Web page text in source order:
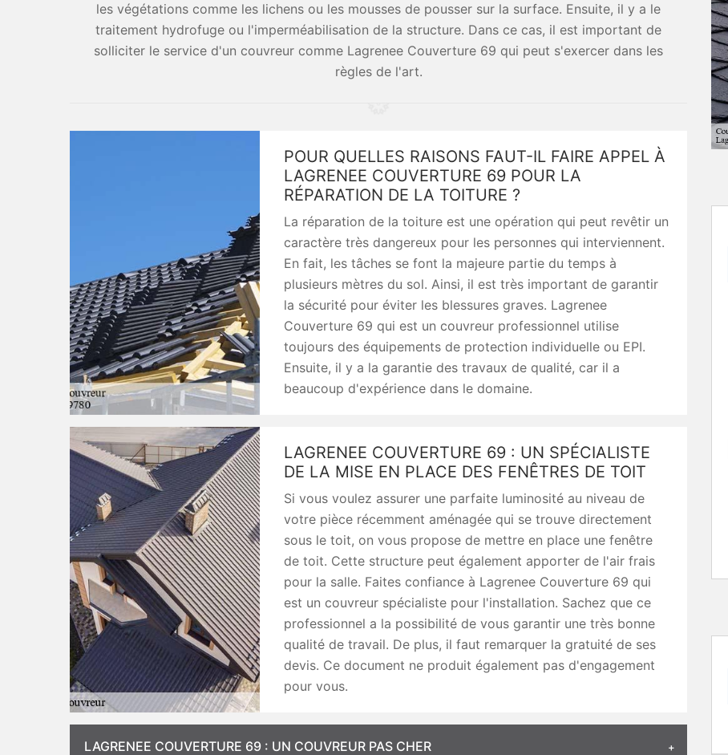
les végétations comme les lichens ou les mousses de pousser sur la surface. Ensuite, il y a le
traitement hydrofuge ou l'imperméabilisation de la structure. Dans ce cas, il est important de
solliciter le service d'un couvreur comme Lagrenee Couverture 69 qui peut s'exercer dans les
règles de l'art.
POUR QUELLES RAISONS FAUT-IL FAIRE APPEL À
LAGRENEE COUVERTURE 69 POUR LA
RÉPARATION DE LA TOITURE ?
La réparation de la toiture est une opération qui peut revêtir un
caractère très dangereux pour les personnes qui interviennent.
En fait, les tâches se font la majeure partie du temps à
plusieurs mètres du sol. Ainsi, il est très important de garantir
la sécurité pour éviter les blessures graves. Lagrenee
Couverture 69 qui est un couvreur professionnel utilise
toujours des équipements de protection individuelle ou EPI.
Ensuite, il y a la garantie des travaux de qualité, car il a
beaucoup d'expérience dans le domaine.
LAGRENEE COUVERTURE 69 : UN SPÉCIALISTE
DE LA MISE EN PLACE DES FENÊTRES DE TOIT
Si vous voulez assurer une parfaite luminosité au niveau de
votre pièce récemment aménagée qui se trouve directement
sous le toit, on vous propose de mettre en place une fenêtre
de toit. Cette structure peut également apporter de l'air frais
pour la salle. Faites confiance à Lagrenee Couverture 69 qui
est un couvreur spécialiste pour l'installation. Sachez que ce
professionnel a la possibilité de vous garantir une très bonne
qualité de travail. De plus, il faut remarquer la gratuité de ses
devis. Ce document ne produit également pas d'engagement
pour vous.
LAGRENEE COUVERTURE 69 : UN COUVREUR PAS CHER